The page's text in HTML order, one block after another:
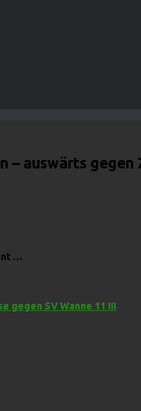
– auswärts
…
gegen SV Wanne 11 III